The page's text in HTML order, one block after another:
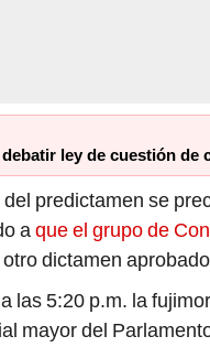
ley de cuestión de
predictamen se
aque el grupo de
dictamen
las 5:20 p.m. la
mayor del